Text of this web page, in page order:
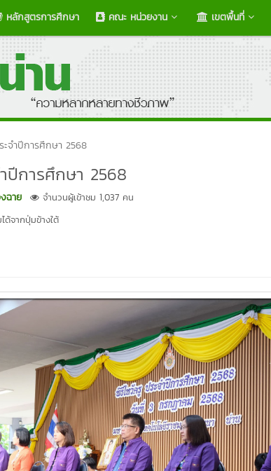
หลักสูตรการศึกษา คณะ หน่วยงาน เขตพื้นที่
ะจำปีการศึกษา 2568
ปีการศึกษา 2568
ฉาย
จำนวนผู้เข้าชม 1,037 คน
ด้จากปุ่มข้างใต้